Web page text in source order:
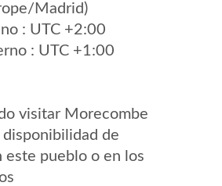
Madrid)
: UTC +2:00
: UTC +1:00
visitar Morecombe
de
este pueblo o en los